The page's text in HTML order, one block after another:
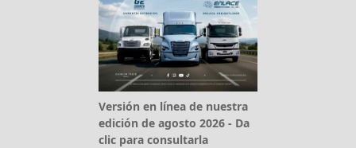
Versión en línea de nuestra
edición de agosto 2026 - Da
clic para consultarla